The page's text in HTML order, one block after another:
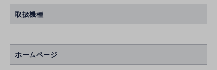
取扱機種
ホームページ